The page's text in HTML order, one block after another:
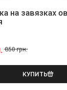
на завязках
850 грн.
КУПИТЬ